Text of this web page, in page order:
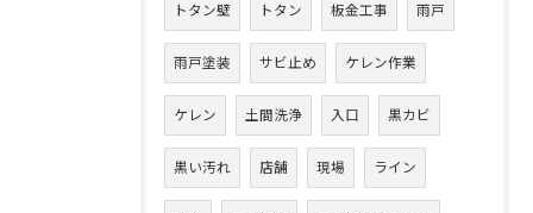
トタン壁 トタン 板金工事 雨戸
雨戸塗装 サビ止め ケレン作業
ケレン 土間洗浄 入口 黒カビ
黒い汚れ 店舗 現場 ライン